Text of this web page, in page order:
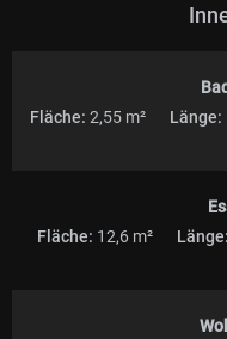
Fläche: 2,55 m² Länge:
Fläche: 12,6 m² Länge: